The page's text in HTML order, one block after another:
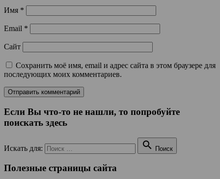
Имя *
Email *
Сайт
Сохранить моё имя, email и адрес сайта в этом браузере для
последующих моих комментариев.
Если Вы что-то не нашли, то попробуйте
поискать здесь
Искать для:  Поиск
Полезные страницы сайта